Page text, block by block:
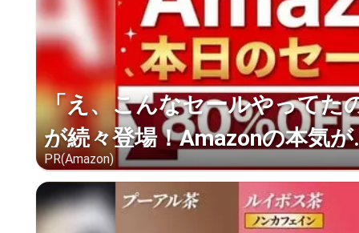
「え、こんなセールやってた
が続々登場！Amazonの本気が
PR(Amazon)